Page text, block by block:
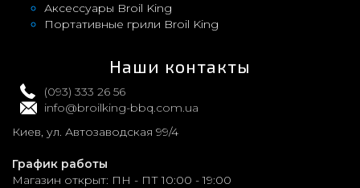
Аксессуары Broil King
Портативные грили Broil King
Наши контакты
(093) 333 26 56
info@broilking-bbq.com.ua
Киев, ул. Автозаводская 99/4
График работы
Магазин открыт: ПН - ПТ 10:00 - 19:00